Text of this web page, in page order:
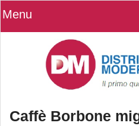
Menu
Caffè Borbone